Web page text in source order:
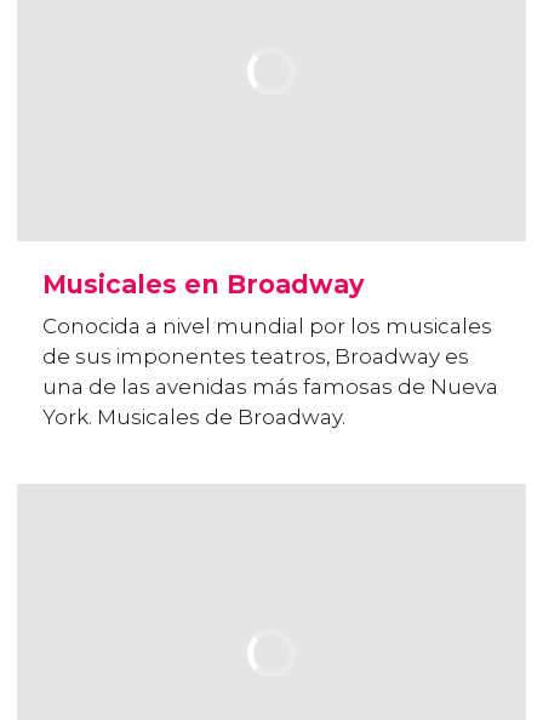
Musicales en Broadway
Conocida a nivel mundial por los musicales
de sus imponentes teatros, Broadway es
una de las avenidas más famosas de Nueva
York. Musicales de Broadway.